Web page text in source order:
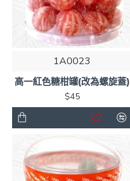
1A0023
高一紅色糖柑罐(改為螺旋蓋)
$45